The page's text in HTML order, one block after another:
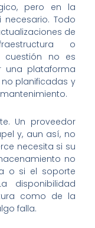
pero en la
Todo
de
o
cuestión no es
una plataforma
planificadas y
Un proveedor
y, aun así, no
necesita si su
no
o si el soporte
disponibilidad
como de la
falla.